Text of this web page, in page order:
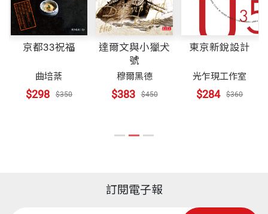
底就有一股自己可能偏離正道的不安感覺。和許多孩
子一樣，我從小就相信，學習最重要的是自律：它是
一條艱辛、孤獨的知識攀岩之旅，通往聰明人的居
所。鞭策我往上爬的，比較是害怕摔下來的心理，而
非好奇心或疑惑。
把握，所以不敢開口。對於我這種看似人格分裂的個
性，我不怪自己，不怪父母，也不怪老師。我怎能責
金籤獎、《消失的湯匙》獲第六屆吳大猷科普譯作銀
籤獎、《大自然的獵人》獲第一屆吳大猷科普譯作佳
作獎、《小提琴家的大姆指》獲第七屆吳大猷科普譯
作佳作獎、《雁鵝與勞倫茲》獲中國大陸第四屆全國
優秀科普作品獎三等獎。
京都33祝福
曲培棻
$298 $350
達爾文與小獵犬
號
穆爾黑德
$383 $450
東京新銳設計
光乍現工作室
$284 $360
訂閱電子報